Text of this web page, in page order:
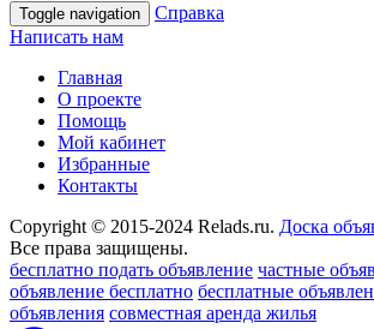
Toggle navigation
Справка
Написать нам
Главная
О проекте
Помощь
Мой кабинет
Избранные
Контакты
Copyright © 2015-2024 Relads.ru. Доска
Все права защищены.
бесплатно подать объявление частные
объявление бесплатно бесплатные
объявления совместная аренда жилья